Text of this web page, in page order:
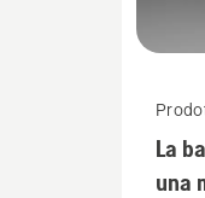
La
una